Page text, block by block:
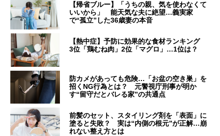
【帰省ブルー】「うちの親、気を使わなくて
いいから」 能天気な夫に絶望…義実家
で“孤立”した36歳妻の本音
【熱中症】予防に効果的な食材ランキング
3位「鶏むね肉」2位「マグロ」…1位は？
防カメがあっても危険…「お盆の空き巣」を
招くNG行為とは？ 元警視庁刑事が明か
す“留守だとバレる家”の共通点
前髪のセット、スタイリング剤を「表面」に
塗ると失敗？ 実は“内側の根元”が正解…崩
れない整え方とは